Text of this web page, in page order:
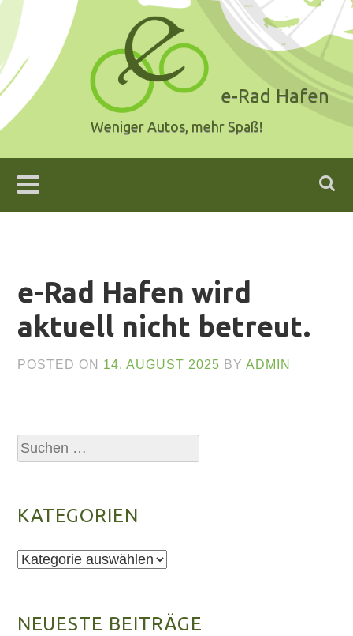
Skip
content
e-Rad Hafen
Weniger Autos, mehr Spaß!
e-Rad Hafen wird
aktuell nicht betreut.
POSTED ON 14. AUGUST 2025 BYADMIN
Suchen
nach:
KATEGORIEN
Kategorien
NEUESTE BEITRÄGE